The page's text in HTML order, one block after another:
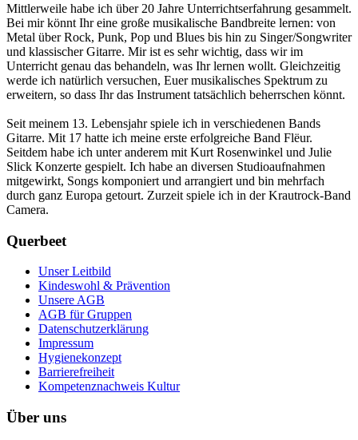
Mittlerweile habe ich über 20 Jahre Unterrichtserfahrung gesammelt.
Bei mir könnt Ihr eine große musikalische Bandbreite lernen: von
Metal über Rock, Punk, Pop und Blues bis hin zu Singer/Songwriter
und klassischer Gitarre. Mir ist es sehr wichtig, dass wir im
Unterricht genau das behandeln, was Ihr lernen wollt. Gleichzeitig
werde ich natürlich versuchen, Euer musikalisches Spektrum zu
erweitern, so dass Ihr das Instrument tatsächlich beherrschen könnt.
Seit meinem 13. Lebensjahr spiele ich in verschiedenen Bands
Gitarre. Mit 17 hatte ich meine erste erfolgreiche Band Flëur.
Seitdem habe ich unter anderem mit Kurt Rosenwinkel und Julie
Slick Konzerte gespielt. Ich habe an diversen Studioaufnahmen
mitgewirkt, Songs komponiert und arrangiert und bin mehrfach
durch ganz Europa getourt. Zurzeit spiele ich in der Krautrock-Band
Camera.
Querbeet
Unser Leitbild
Kindeswohl & Prävention
Unsere AGB
AGB für Gruppen
Datenschutzerklärung
Impressum
Hygienekonzept
Barrierefreiheit
Kompetenznachweis Kultur
Über uns